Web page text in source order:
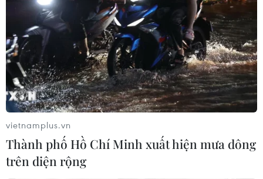
Quốc. (Nguồn: EPA/TTXVN)
Hãng thông tấn Yonhap dẫn lời ông Moon
Chung-in, cố vấn đặc biệt của Tổng thống Hàn
Quốc Moon Jae-in, ngày 16/6 cho biết nước này
có thể tham vấn với Mỹ về việc giảm quy mô
của những cuộc tập trận chung cũng như các
hoạt động triển khai loại vũ khí chiến lược, nếu
Triều Tiên ngừng các hoạt động hạt nhân và tên
lửa.
vietnamplus.vn
Thành phố Hồ Chí Minh xuất hiện mưa dông
trên diện rộng